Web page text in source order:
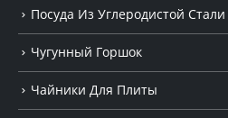
Посуда Из Углеродистой Стали
Чугунный Горшок
Чайники Для Плиты